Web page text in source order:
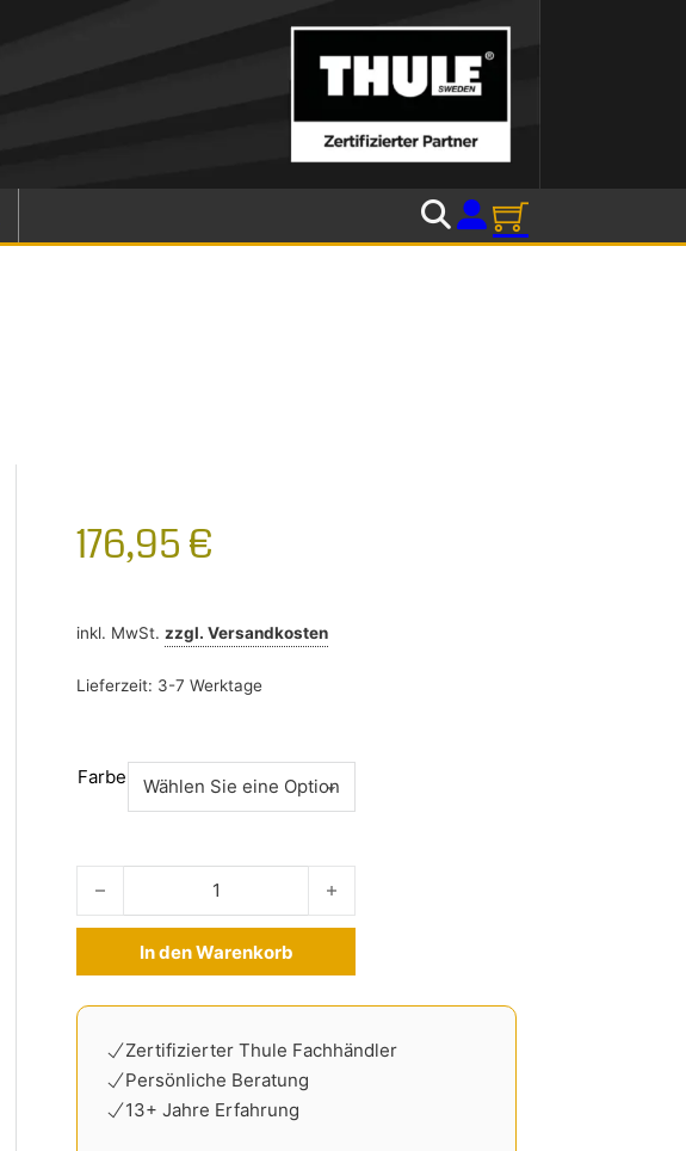
176,95 €
inkl. MwSt. zzgl. Versandkosten
Lieferzeit: 3-7 Werktage
Farbe
Kofferraumschutz Kia Ceed SW 2012-2018 Menge
In den Warenkorb
Zertifizierter Thule Fachhändler
Persönliche Beratung
13+ Jahre Erfahrung